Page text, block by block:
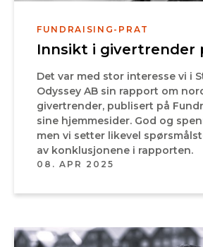
FUNDRAISING-PRAT
Innsikt i givertrender
Det var med stor interesse vi i
Odyssey AB sin rapport om
givertrender, publisert på
sine hjemmesider. God og
men vi setter likevel
av konklusjonene i rapporten.
08. APR 2025